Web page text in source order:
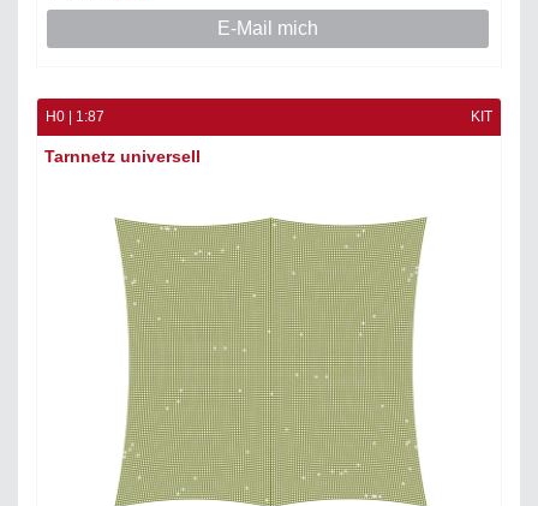
E-Mail mich
H0 | 1:87 KIT
Tarnnetz universell